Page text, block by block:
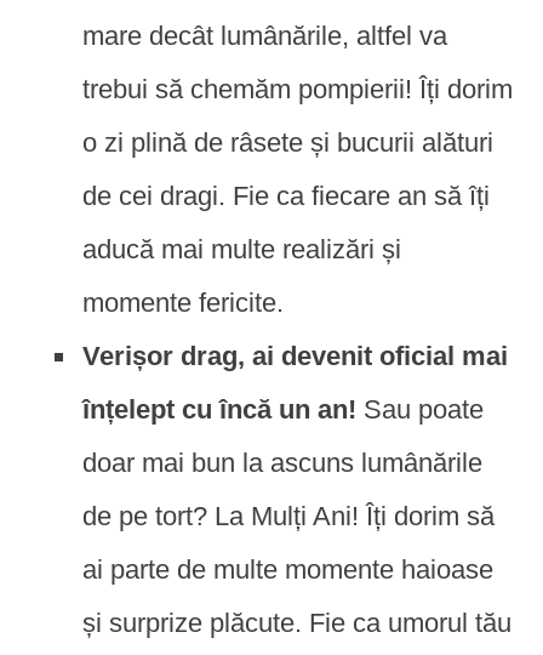
mare decât lumânările, altfel va
trebui să chemăm pompierii! Îți dorim
o zi plină de râsete și bucurii alături
de cei dragi. Fie ca fiecare an să îți
aducă mai multe realizări și
momente fericite.
Verișor drag, ai devenit oficial mai
înțelept cu încă un an! Sau poate
doar mai bun la ascuns lumânările
de pe tort? La Mulți Ani! Îți dorim să
ai parte de multe momente haioase
și surprize plăcute. Fie ca umorul tău